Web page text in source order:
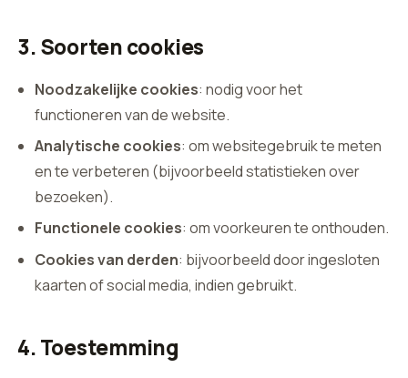
3. Soorten cookies
Noodzakelijke cookies: nodig voor het
functioneren van de website.
Analytische cookies: om websitegebruik te meten
en te verbeteren (bijvoorbeeld statistieken over
bezoeken).
Functionele cookies: om voorkeuren te onthouden.
Cookies van derden: bijvoorbeeld door ingesloten
kaarten of social media, indien gebruikt.
4. Toestemming